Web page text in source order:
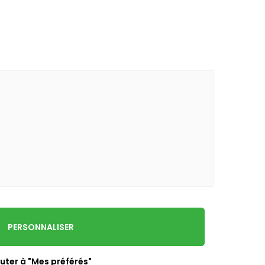
PERSONNALISER
à "Mes préférés"